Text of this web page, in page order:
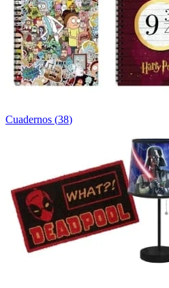
Cuadernos (38)